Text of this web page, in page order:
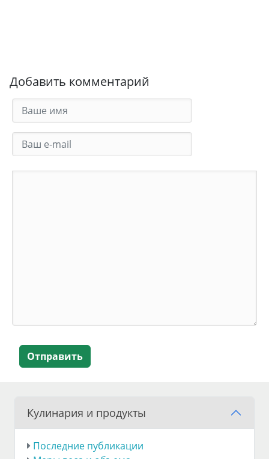
Добавить комментарий
Отправить
Кулинария и продукты
Последние публикации